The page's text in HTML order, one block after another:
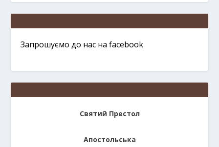
Запрошуємо до нас на facebook
Святий Престол
Апостольська